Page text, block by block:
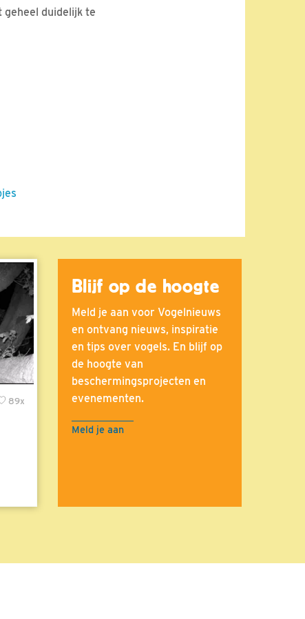
geheel duidelijk te
89x
Blijf op de hoogte
Meld je aan voor Vogelnieuws
en ontvang nieuws, inspiratie
en tips over vogels. En blijf op
de hoogte van
beschermingsprojecten en
evenementen.
Meld je aan